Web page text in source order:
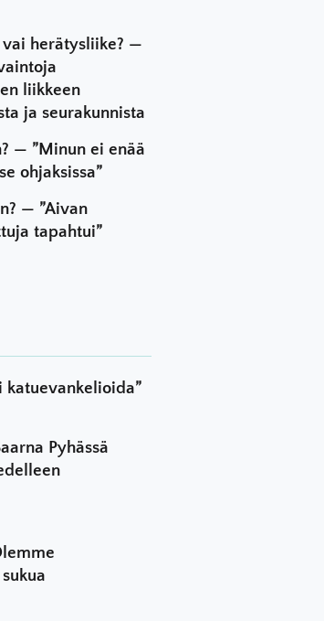
vai herätysliike? —
liikkeen
ja seurakunnista
— ”Minun ei enää
ohjaksissa”
— ”Aivan
tapahtui”
katuevankelioida”
Pyhässä